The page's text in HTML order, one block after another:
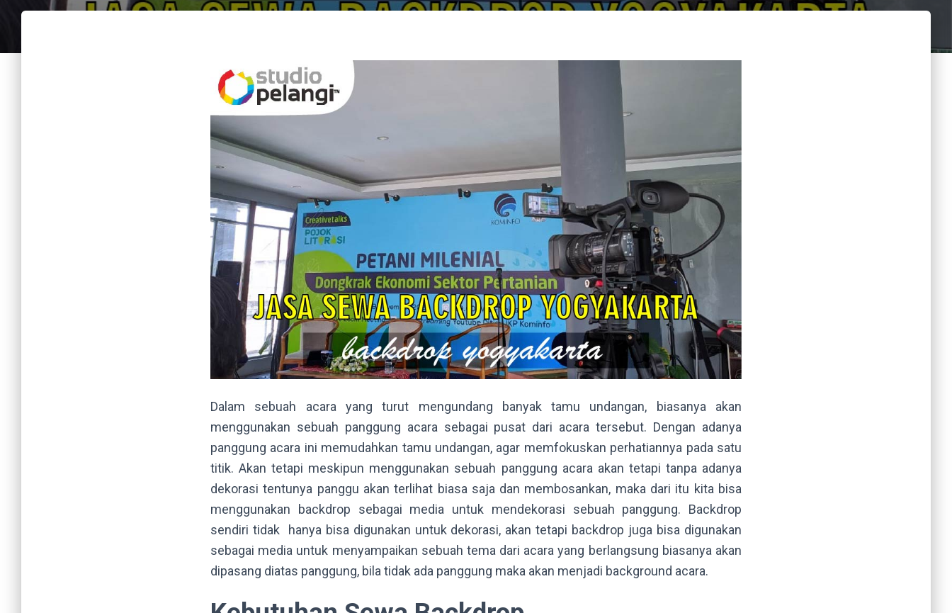
Dalam sebuah acara yang turut mengundang banyak tamu undangan, biasanya akan
menggunakan sebuah panggung acara sebagai pusat dari acara tersebut. Dengan adanya
panggung acara ini memudahkan tamu undangan, agar memfokuskan perhatiannya pada satu
titik. Akan tetapi meskipun menggunakan sebuah panggung acara akan tetapi tanpa adanya
dekorasi tentunya panggu akan terlihat biasa saja dan membosankan, maka dari itu kita bisa
menggunakan backdrop sebagai media untuk mendekorasi sebuah panggung. Backdrop
sendiri tidak hanya bisa digunakan untuk dekorasi, akan tetapi backdrop juga bisa digunakan
sebagai media untuk menyampaikan sebuah tema dari acara yang berlangsung biasanya akan
dipasang diatas panggung, bila tidak ada panggung maka akan menjadi background acara.